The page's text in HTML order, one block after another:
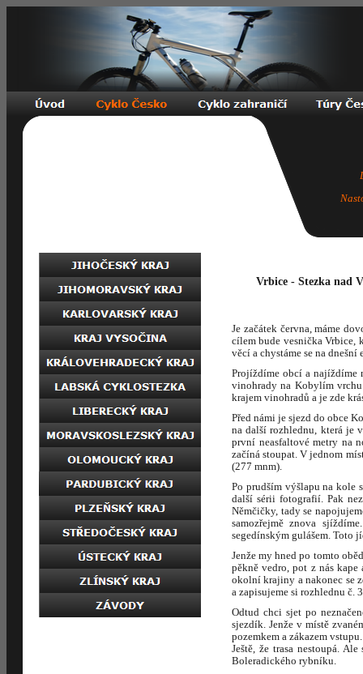
Vrbice - Stezka nad
Je začátek června, máme
cílem bude vesnička Vrbice,
věcí a chystáme se na
Projíždíme obcí a najíždíme
vinohrady na Kobylím
krajem vinohradů a je zde
Před námi je sjezd do obce
na další rozhlednu, která je
první neasfaltové metry na
začíná stoupat. V jednom
(277 mnm).
Po prudším výšlapu na kole
další sérii fotografií. Pak
Němčičky, tady se
samozřejmě znova
segedínským gulášem. Toto
Jenže my hned po tomto
pěkně vedro, pot z nás
okolní krajiny a nakonec se
a zapisujeme si rozhlednu č.
Odtud chci sjet po
sjezdík. Jenže v místě
pozemkem a zákazem
Ještě, že trasa nestoupá.
Boleradického rybníku.